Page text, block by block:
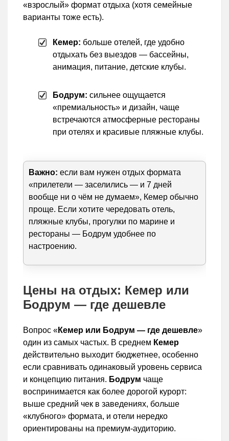
«взрослый» формат отдыха (хотя семейные
варианты тоже есть).
Кемер: больше отелей, где удобно
отдыхать без выездов — бассейны,
анимация, питание, детские клубы.
Бодрум: сильнее ощущается
«премиальность» и дизайн, чаще
встречаются атмосферные рестораны
при отелях и красивые пляжные клубы.
Важно: если вам нужен отдых формата
«прилетели — заселились — и 7 дней
вообще ни о чём не думаем», Кемер обычно
проще. Если хотите чередовать отель,
пляжные клубы, прогулки по марине и
рестораны — Бодрум удобнее по
настроению.
Цены на отдых: Кемер или
Бодрум — где дешевле
Вопрос «Кемер или Бодрум — где дешевле»
один из самых частых. В среднем Кемер
действительно выходит бюджетнее, особенно
если сравнивать одинаковый уровень сервиса
и концепцию питания. Бодрум чаще
воспринимается как более дорогой курорт:
выше средний чек в заведениях, больше
«клубного» формата, и отели нередко
ориентированы на премиум-аудиторию.